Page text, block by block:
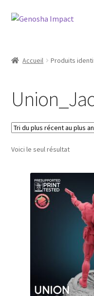
Aller
navigation
Aller
Checkout
My account
Shop
Wishlist
Accueil Produits
Voici le seul résultat